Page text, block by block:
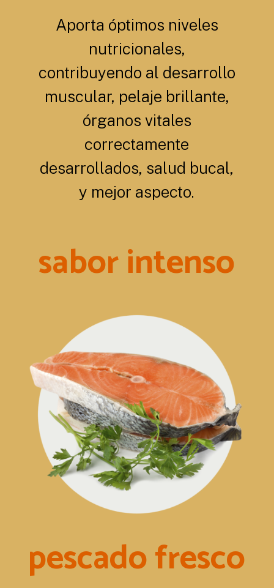
Aporta óptimos niveles
nutricionales,
contribuyendo al desarrollo
muscular, pelaje brillante,
órganos vitales
correctamente
desarrollados, salud bucal,
y mejor aspecto.
sabor intenso
pescado fresco